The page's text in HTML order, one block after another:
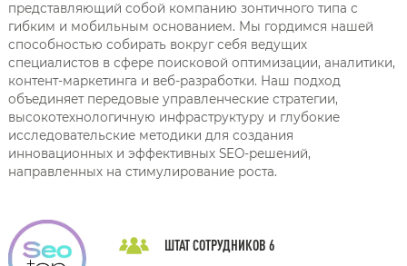
представляющий собой компанию зонтичного типа с
гибким и мобильным основанием. Мы гордимся нашей
способностью собирать вокруг себя ведущих
специалистов в сфере поисковой оптимизации, аналитики,
контент-маркетинга и веб-разработки. Наш подход
объединяет передовые управленческие стратегии,
высокотехнологичную инфраструктуру и глубокие
исследовательские методики для создания
инновационных и эффективных SEO-решений,
направленных на стимулирование роста.
ШТАТ СОТРУДНИКОВ 6